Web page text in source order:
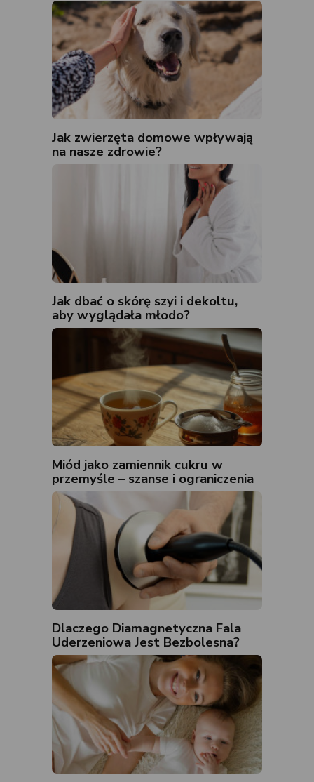
Jak zwierzęta domowe wpływają
na nasze zdrowie?
Jak dbać o skórę szyi i dekoltu,
aby wyglądała młodo?
Miód jako zamiennik cukru w
przemyśle – szanse i ograniczenia
Dlaczego Diamagnetyczna Fala
Uderzeniowa Jest Bezbolesna?